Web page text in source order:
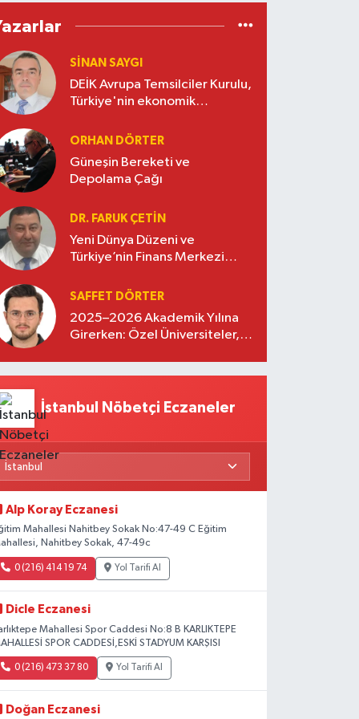
SINAN SAYGI
DEİK Avrupa Temsilciler Kurulu,
Türkiye'nin ekonomik
oluşturuyor
ORHAN DÖRTER
Güneşin Bereketi ve
Depolama Çağı
DR. FARUK ÇETİN
Yeni Dünya Düzeni ve
Türkiye’nin Finans Merkezi
SAFFET DÖRTER
2025–2026 Akademik Yılına
Girerken: Özel Üniversiteler,
İstanbul Nöbetçi Eczaneler
Alp Koray Eczanesi
Mahallesi Nahitbey Sokak No:47-49 C Eğitim
Nahitbey Sokak, 47-49c
0 (216) 414 19 74 Yol Tarifi Al
Dicle Eczanesi
Mahallesi Spor Caddesi No:8 B KARLIKTEPE
SPOR CADDESİ,ESKİ STADYUM KARŞISI
0 (216) 473 37 80 Yol Tarifi Al
Doğan Eczanesi